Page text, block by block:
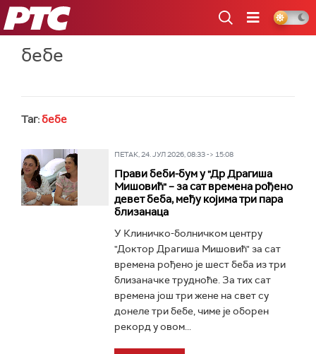
РТС
бебе
Таг:бебе
ПЕТАК, 24. ЈУЛ 2026, 08:33 -> 15:08
Прави беби-бум у "Др Драгиша
Мишовић" – за сат времена рођено
девет беба, међу којима три пара
близанаца
У Клиничко-болничком центру
"Доктор Драгиша Мишовић" за сат
времена рођено је шест беба из три
близаначке трудноће. За тих сат
времена још три жене на свет су
донеле три бебе, чиме је оборен
рекорд у овом...